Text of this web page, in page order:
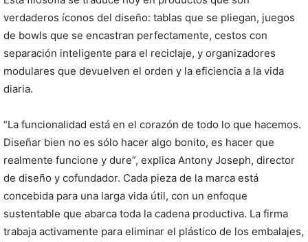
verdaderos íconos del diseño: tablas que se pliegan, juegos
de bowls que se encastran perfectamente, cestos con
separación inteligente para el reciclaje, y organizadores
modulares que devuelven el orden y la eficiencia a la vida
diaria.
“La funcionalidad está en el corazón de todo lo que hacemos.
Diseñar bien no es sólo hacer algo bonito, es hacer que
realmente funcione y dure”, explica Antony Joseph, director
de diseño y cofundador. Cada pieza de la marca está
concebida para una larga vida útil, con un enfoque
sustentable que abarca toda la cadena productiva. La firma
trabaja activamente para eliminar el plástico de los embalajes,